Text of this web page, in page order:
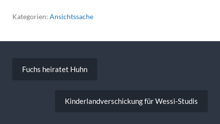
Kategorien: Ansichtssache
Fuchs heiratet Huhn
Kinderlandverschickung für Wessi-Studis